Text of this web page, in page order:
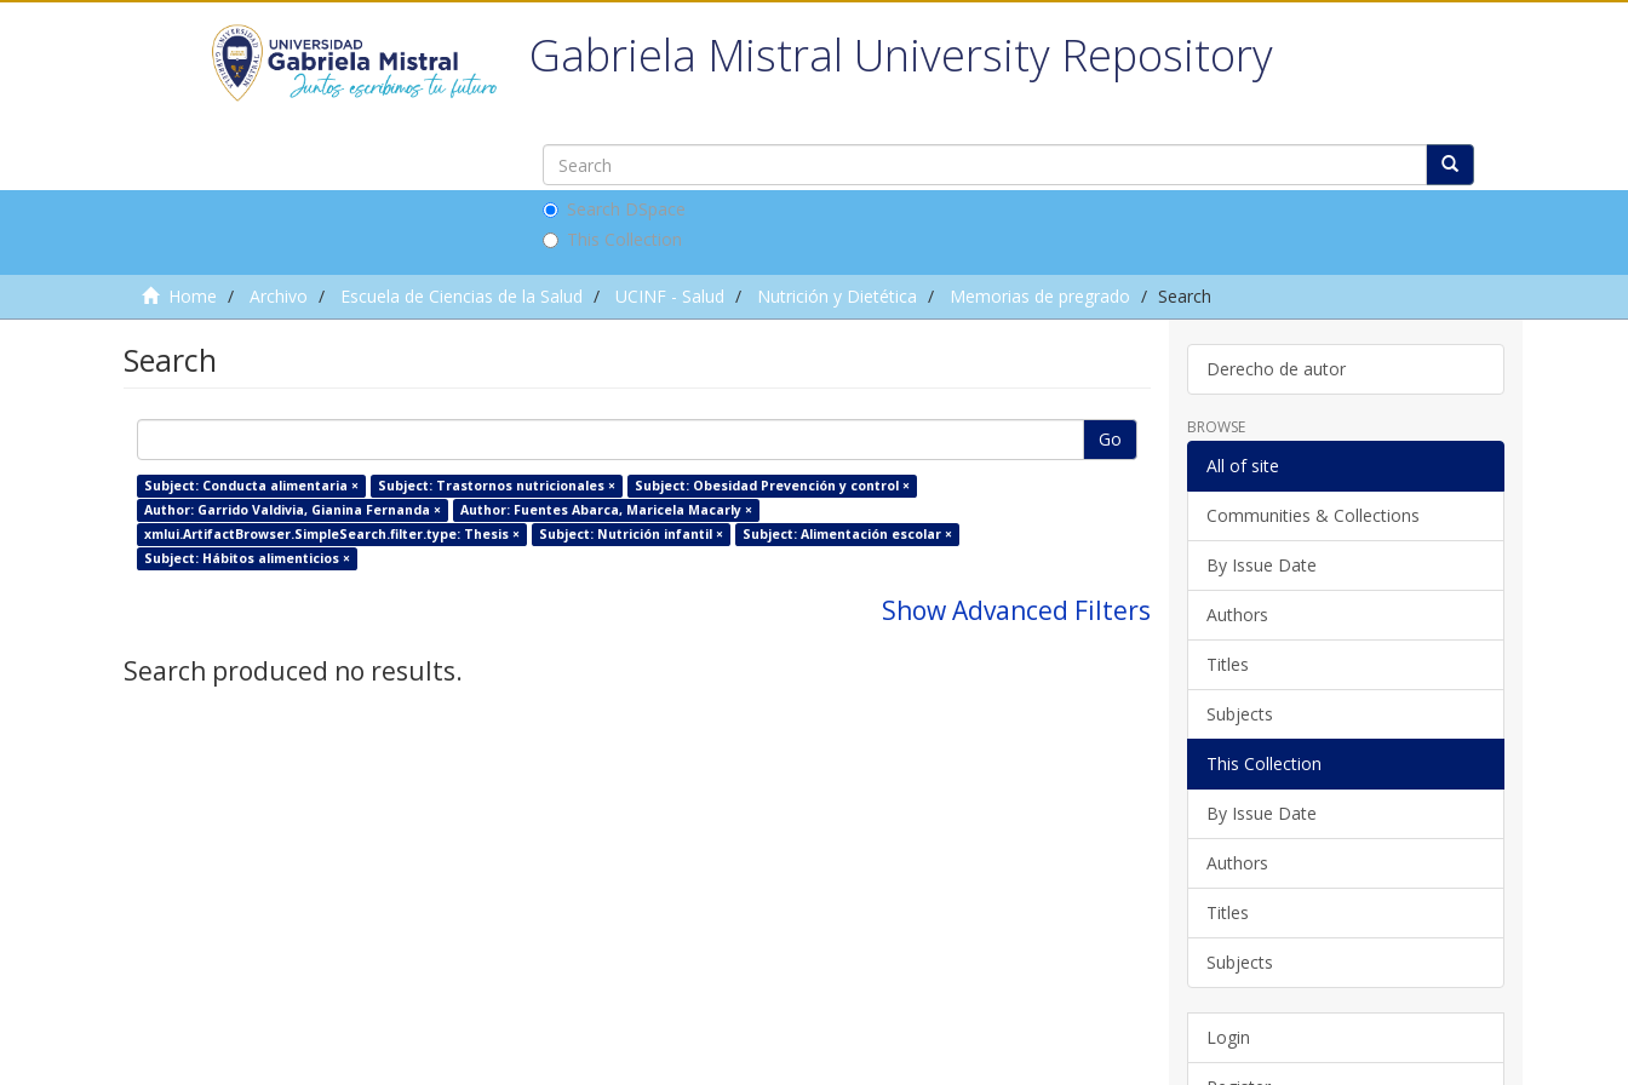
Gabriela Mistral University Repository
Search DSpace
This Collection
Home Archivo Escuela de Ciencias de la Salud UCINF - Salud Nutrición y Dietética Memorias de pregrado Search
Search
Go
Subject: Conducta alimentaria × Subject: Trastornos nutricionales ×
Subject: Obesidad Prevención y control ×
Author: Garrido Valdivia, Gianina Fernanda ×
Author: Fuentes Abarca, Maricela Macarly ×
xmlui.ArtifactBrowser.SimpleSearch.filter.type: Thesis ×
Subject: Nutrición infantil ×
Subject: Alimentación escolar ×
Subject: Hábitos alimenticios ×
Show Advanced Filters
Search produced no results.
Derecho de autor
BROWSE
All of site
Communities & Collections
By Issue Date
Authors
Titles
Subjects
This Collection
By Issue Date
Authors
Titles
Subjects
Login